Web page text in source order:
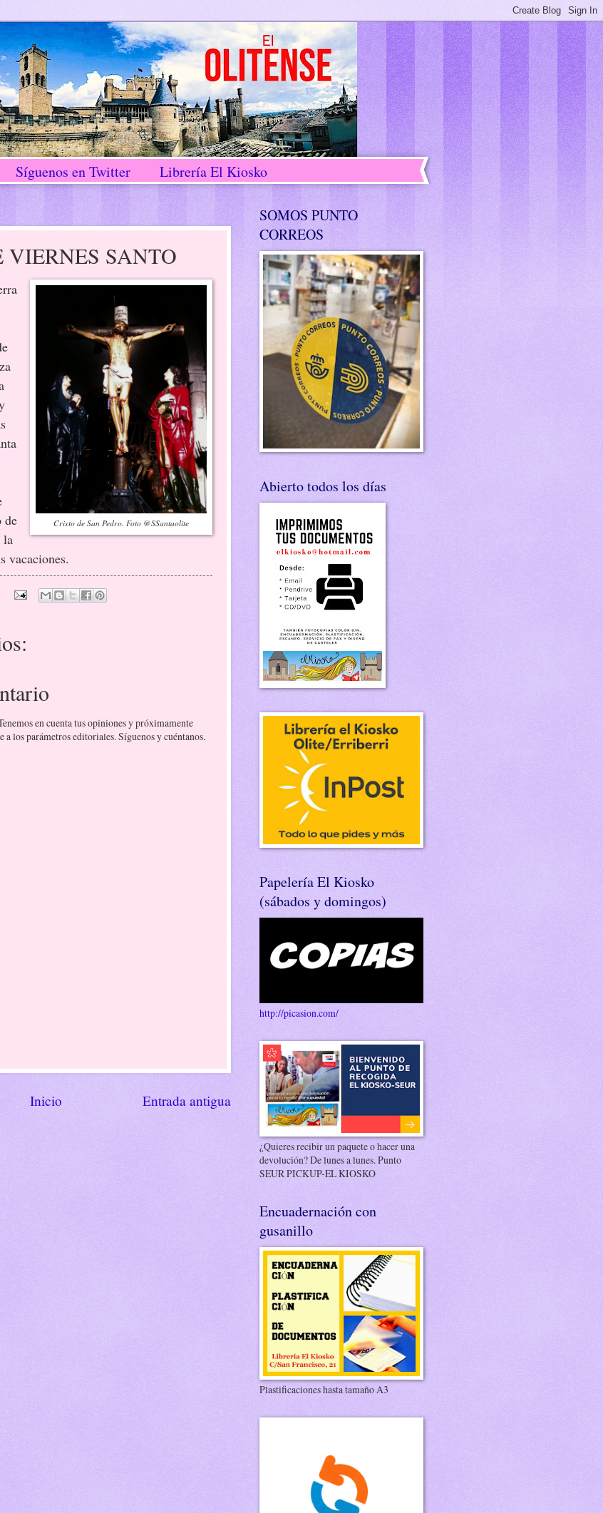
Síguenos en Twitter Librería El Kiosko
VIERNES SANTO
Cristo de San Pedro. Foto @SSantaolite
de
la
vacaciones.
en cuenta tus opiniones y próximamente
los parámetros editoriales. Síguenos y cuéntanos.
Entrada antigua
Inicio
SOMOS PUNTO
CORREOS
Abierto todos los días
Papelería El Kiosko
(sábados y domingos)
http://picasion.com/
¿Quieres recibir un paquete o hacer una
devolución? De lunes a lunes. Punto
SEUR PICKUP-EL KIOSKO
Encuadernación con
gusanillo
Plastificaciones hasta tamaño A3